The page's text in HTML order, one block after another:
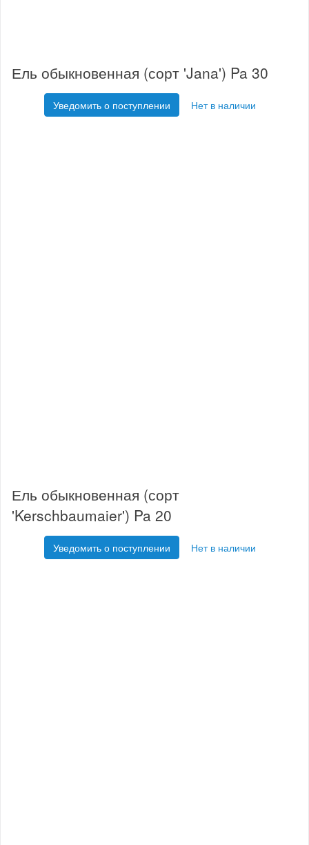
Ель обыкновенная (сорт 'Jana') Pa 30
Уведомить о поступлении Нет в наличии
Ель обыкновенная (сорт
'Kerschbaumaier') Pa 20
Уведомить о поступлении Нет в наличии